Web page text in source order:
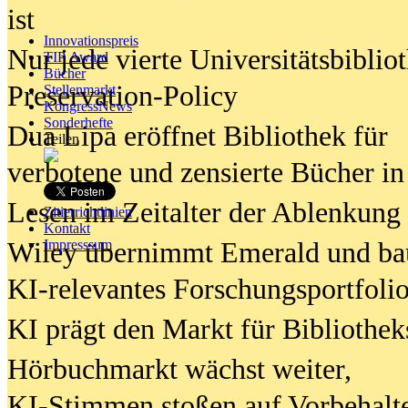
Innovationspreis
TIP Award
Bücher
Stellenmarkt
KongressNews
Sonderhefte
Teilen
Zitierrichtlinien
Kontakt
Impresssum
ist
Nur jede vierte
Preservation-Policy
Dua Lipa eröffnet Bibliothek für
verbotene und zensierte Bücher
Lesen im Zeitalter der Ablenkung
Wiley übernimmt Emerald und
KI-relevantes
KI prägt den Markt für
Hörbuchmarkt wächst weiter,